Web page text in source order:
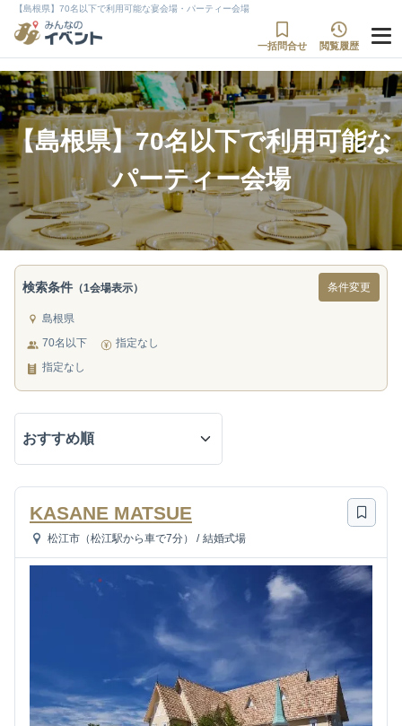
【島根県】70名以下で利用可能な宴会場・パーティー会場
一括問合せ 閲覧履歴
【島根県】70名以下で利用可能な
パーティー会場
検索条件 （1会場表示） 条件変更
島根県
70名以下
指定なし
指定なし
KASANE MATSUE
松江市（松江駅から車で7分） / 結婚式場